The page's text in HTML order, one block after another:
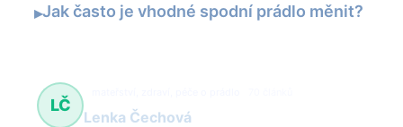
▸Jak často je vhodné spodní prádlo měnit?
LČ
Lenka Čechová